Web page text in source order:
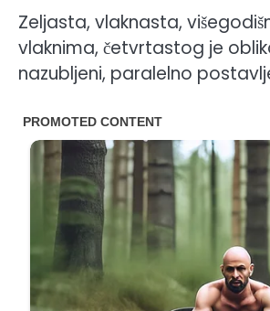
Zeljasta, vlaknasta,
vlaknima, četvrtastog je
nazubljeni, paralelno